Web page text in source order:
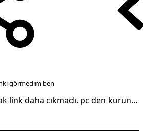
görmedim ben
link daha cıkmadı. pc den kurun...